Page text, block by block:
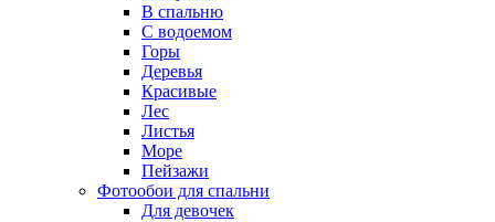
В спальню
С водоемом
Горы
Деревья
Красивые
Лес
Листья
Море
Пейзажи
Фотообои для спальни
Для девочек